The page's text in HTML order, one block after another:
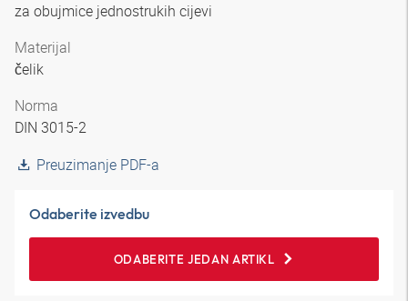
za obujmice jednostrukih cijevi
Materijal
čelik
Norma
DIN 3015-2
Preuzimanje PDF-a
Odaberite izvedbu
ODABERITE JEDAN ARTIKL